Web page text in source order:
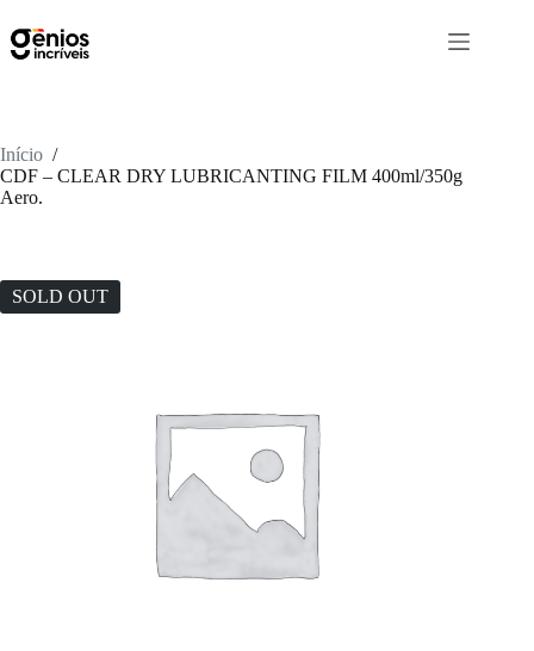
Início /
CDF – CLEAR DRY LUBRICANTING FILM 400ml/350g
Aero.
SOLD OUT